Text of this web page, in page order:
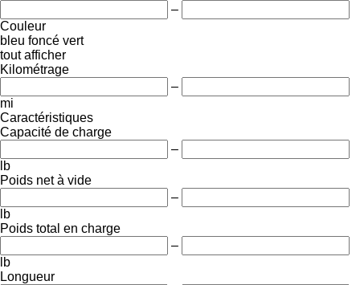
–
Couleur
bleu foncé vert
tout afficher
Kilométrage
–
mi
Caractéristiques
Capacité de charge
–
lb
Poids net à vide
–
lb
Poids total en charge
–
lb
Longueur